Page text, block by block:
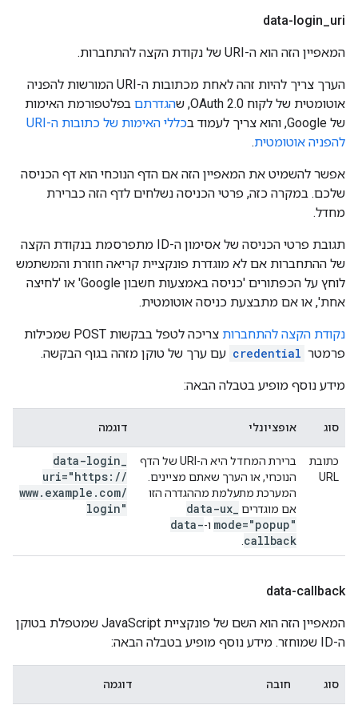
data-login uri
המאפיין הזה הוא ה-URI של נקודת הקצה להתחברות.
הערך צריך להיות זהה לאחת מכתובות ה-URI המורשות להפניה
אוטומטית של לקוח OAuth 2.0, ש
הגדרתם בפלטפורמת האימות
של Google, והוא צריך לעמוד ב
כללי האימות של כתובות ה-URI
להפניה אוטומטית.
אפשר להשמיט את המאפיין הזה אם הדף הנוכחי הוא דף הכניסה
שלכם. במקרה כזה, פרטי הכניסה נשלחים לדף הזה כברירת
מחדל.
תגובת פרטי הכניסה של אסימון ה-ID מתפרסמת בנקודת הקצה
של ההתחברות אם לא מוגדרת פונקציית קריאה חוזרת והמשתמש
לוחץ על הכפתורים 'כניסה באמצעות חשבון Google' או 'לחיצה
אחת', או אם מתבצעת כניסה אוטומטית.
נקודת הקצה להתחברות
צריכה לטפל בבקשות POST שמכילות
פרמטר credential עם ערך של טוקן מזהה בגוף הבקשה.
מידע נוסף מופיע בטבלה הבאה:
סוג אופציונלי דוגמה
כתובת
URL
ברירת המחדל היא ה-URI של הדף
הנוכחי, או הערך שאתם מציינים.
המערכת מתעלמת מההגדרה הזו
אם מוגדרים
data-ux
mode="popup" ו-data-
callback
data-login
uri="https: //
www. example . com/
login"
data-callback
המאפיין הזה הוא השם של פונקציית JavaScript שמטפלת בטוקן
ה-ID שמוחזר. מידע נוסף מופיע בטבלה הבאה:
סוג חובה דוגמה